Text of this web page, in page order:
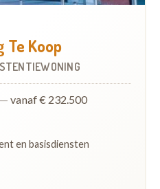
Koop
— vanaf € 232.500
en basisdiensten